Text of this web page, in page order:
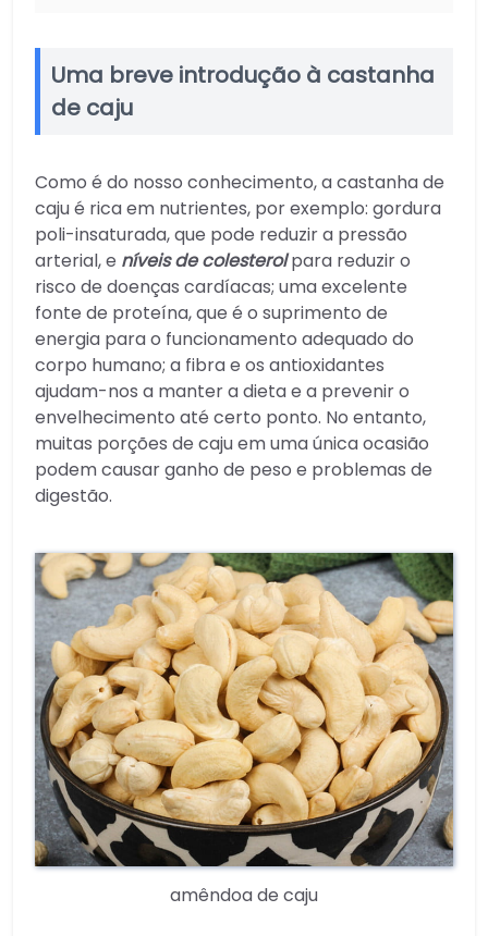
Uma breve introdução à castanha
de caju
Como é do nosso conhecimento, a castanha de
caju é rica em nutrientes, por exemplo: gordura
poli-insaturada, que pode reduzir a pressão
arterial, e níveis de colesterolpara reduzir o
risco de doenças cardíacas; uma excelente
fonte de proteína, que é o suprimento de
energia para o funcionamento adequado do
corpo humano; a fibra e os antioxidantes
ajudam-nos a manter a dieta e a prevenir o
envelhecimento até certo ponto. No entanto,
muitas porções de caju em uma única ocasião
podem causar ganho de peso e problemas de
digestão.
amêndoa de caju